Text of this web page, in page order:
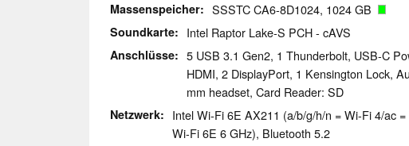
Massenspeicher SSSTC CA6-8D1024, 1024 GB
Soundkarte Intel Raptor Lake-S PCH - cAVS
Anschlüsse
5 USB 3.1 Gen2, 1 Thunderbolt, USB-C
HDMI, 2 DisplayPort, 1 Kensington Lock,
mm headset, Card Reader: SD
Netzwerk
Intel Wi-Fi 6E AX211 (a/b/g/h/n = Wi-Fi 4/ac
Wi-Fi 6E 6 GHz), Bluetooth 5.2